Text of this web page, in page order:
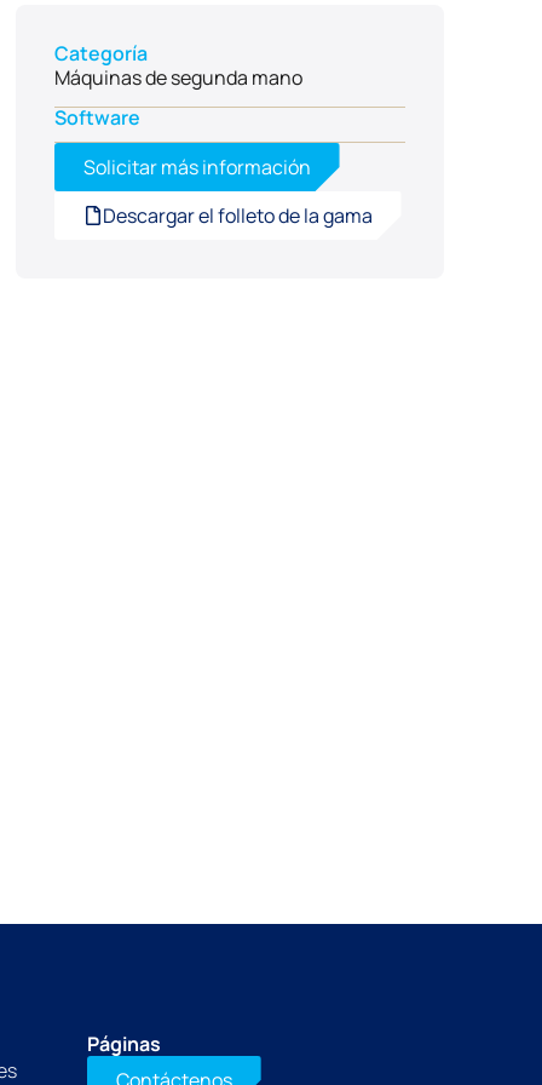
Categoría
Máquinas de segunda mano
Software
Solicitar más información
Descargar el folleto de la gama
Páginas